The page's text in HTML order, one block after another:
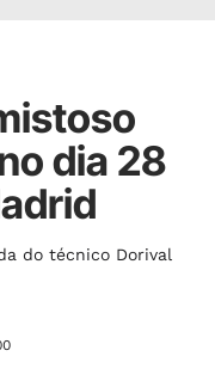
dia 28
do técnico Dorival